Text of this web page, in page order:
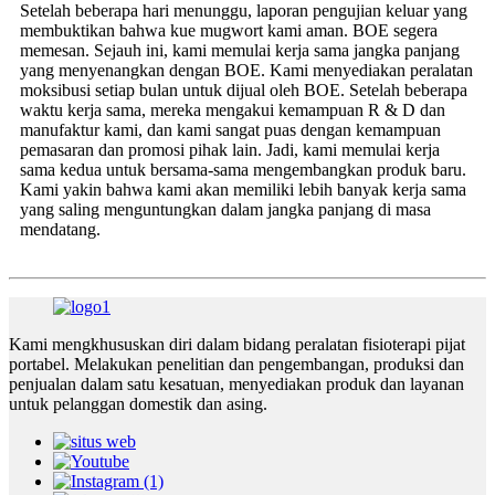
Setelah beberapa hari menunggu, laporan pengujian keluar yang
membuktikan bahwa kue mugwort kami aman. BOE segera
memesan. Sejauh ini, kami memulai kerja sama jangka panjang
yang menyenangkan dengan BOE. Kami menyediakan peralatan
moksibusi setiap bulan untuk dijual oleh BOE. Setelah beberapa
waktu kerja sama, mereka mengakui kemampuan R & D dan
manufaktur kami, dan kami sangat puas dengan kemampuan
pemasaran dan promosi pihak lain. Jadi, kami memulai kerja
sama kedua untuk bersama-sama mengembangkan produk baru.
Kami yakin bahwa kami akan memiliki lebih banyak kerja sama
yang saling menguntungkan dalam jangka panjang di masa
mendatang.
Kami mengkhususkan diri dalam bidang peralatan fisioterapi pijat
portabel. Melakukan penelitian dan pengembangan, produksi dan
penjualan dalam satu kesatuan, menyediakan produk dan layanan
untuk pelanggan domestik dan asing.